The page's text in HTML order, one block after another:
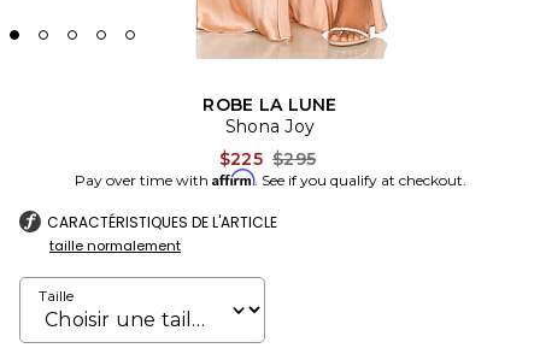
ROBE LA LUNE
Shona Joy
$225 Previous price:
$295
Pay over time with Affirm. See if you qualify at checkout.
CARACTÉRISTIQUES DE L'ARTICLE
taille normalement
Taille